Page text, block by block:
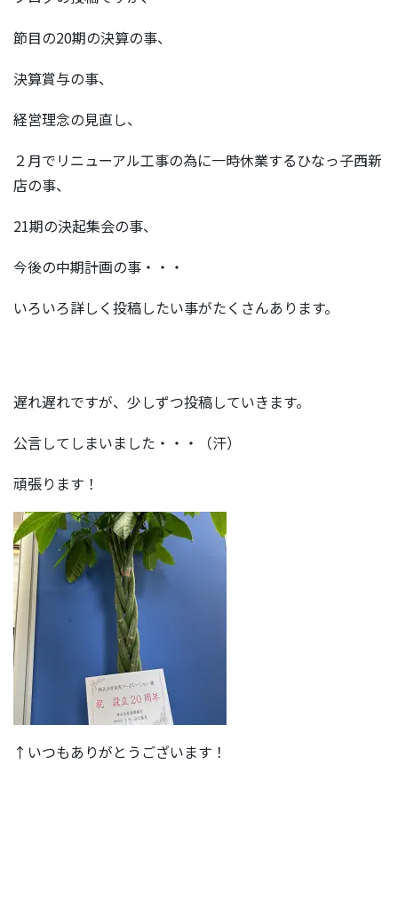
節目の20期の決算の事、
決算賞与の事、
経営理念の見直し、
２月でリニューアル工事の為に一時休業するひなっ子西新
店の事、
21期の決起集会の事、
今後の中期計画の事・・・
いろいろ詳しく投稿したい事がたくさんあります。
遅れ遅れですが、少しずつ投稿していきます。
公言してしまいました・・・（汗）
頑張ります！
↑いつもありがとうございます！